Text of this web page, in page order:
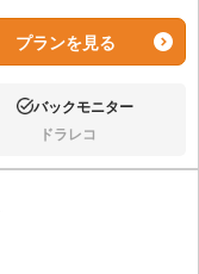
プランを見る
あり:バックモニター
なし:ドラレコ